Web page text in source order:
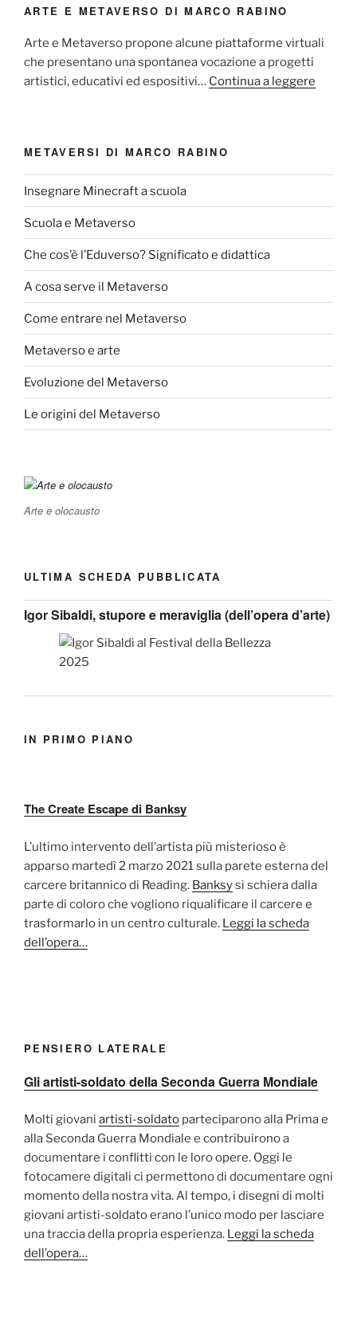
ARTE E METAVERSO DI MARCO RABINO
Arte e Metaverso propone alcune piattaforme virtuali
che presentano una spontanea vocazione a progetti
artistici, educativi ed espositivi… Continua a leggere
METAVERSI DI MARCO RABINO
Insegnare Minecraft a scuola
Scuola e Metaverso
Che cos’è l’Eduverso? Significato e didattica
A cosa serve il Metaverso
Come entrare nel Metaverso
Metaverso e arte
Evoluzione del Metaverso
Le origini del Metaverso
Arte e olocausto
ULTIMA SCHEDA PUBBLICATA
Igor Sibaldi, stupore e meraviglia (dell’opera d’arte)
IN PRIMO PIANO
The Create Escape di Banksy
L’ultimo intervento dell’artista più misterioso è
apparso martedì 2 marzo 2021 sulla parete esterna del
carcere britannico di Reading. Banksysi schiera dalla
parte di coloro che vogliono riqualificare il carcere e
trasformarlo in un centro culturale. Leggi la scheda
dell’opera…
PENSIERO LATERALE
Gli artisti-soldato della Seconda Guerra Mondiale
Molti giovani artisti-soldato parteciparono alla Prima e
alla Seconda Guerra Mondiale e contribuirono a
documentare i conflitti con le loro opere. Oggi le
fotocamere digitali ci permettono di documentare ogni
momento della nostra vita. Al tempo, i disegni di molti
giovani artisti-soldato erano l’unico modo per lasciare
una traccia della propria esperienza. Leggi la scheda
dell’opera…